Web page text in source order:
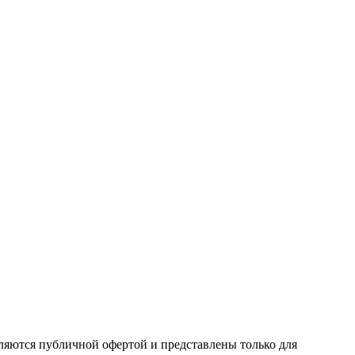
публичной офертой и представлены только для